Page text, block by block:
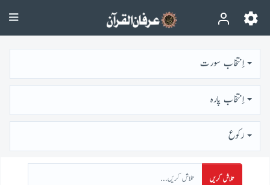
اِنتخاب سورت
اِنتخاب پارہ
رُكوع
تلاش کریں